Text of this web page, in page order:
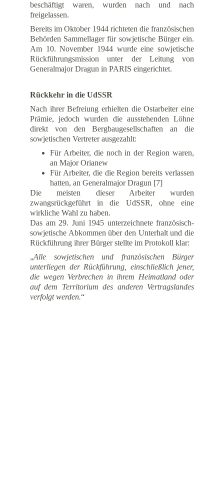
beschäftigt waren, wurden nach und nach
freigelassen.
Bereits im Oktober 1944 richteten die französischen
Behörden Sammellager für sowjetische Bürger ein.
Am 10. November 1944 wurde eine sowjetische
Rückführungsmission unter der Leitung von
Generalmajor Dragun in PARIS eingerichtet.
Rückkehr in die UdSSR
Nach ihrer Befreiung erhielten die Ostarbeiter eine
Prämie, jedoch wurden die ausstehenden Löhne
direkt von den Bergbaugesellschaften an die
sowjetischen Vertreter ausgezahlt:
Für Arbeiter, die noch in der Region waren,
an Major Orianew
Für Arbeiter, die die Region bereits verlassen
hatten, an Generalmajor Dragun [7]
Die meisten dieser Arbeiter wurden
zwangsrückgeführt in die UdSSR, ohne eine
wirkliche Wahl zu haben.
Das am 29. Juni 1945 unterzeichnete französisch-
sowjetische Abkommen über den Unterhalt und die
Rückführung ihrer Bürger stellte im Protokoll klar:
„Alle sowjetischen und französischen Bürger
unterliegen der Rückführung, einschließlich jener,
die wegen Verbrechen in ihrem Heimatland oder
auf dem Territorium des anderen Vertragslandes
verfolgt werden.“